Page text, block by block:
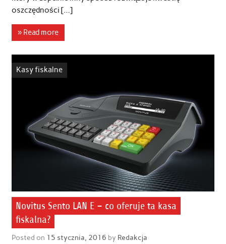
oszczędności […]
» Read more
Kasy fiskalne
Novitus Sento LAN E – co oferuje ta kasa
fiskalna?
Posted on 15 stycznia, 2016 by Redakcja